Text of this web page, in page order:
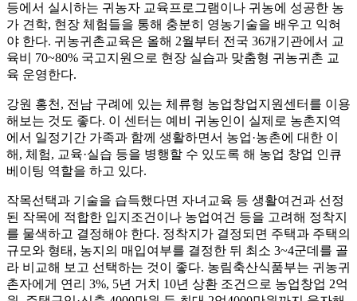
등에서 실시하는 귀농자 교육프로그램이나 귀농에 성공한 농
가 견학, 현장 체험들을 통해 충분히 영농기술을 배우고 익혀
야 한다. 귀농귀촌교육은 올해 2월부터 전국 36개기관에서 교
육비 70~80% 국고지원으로 현장 실습과 맞춤형 귀농귀촌 교
육 운영한다.
강원 홍천, 전남 구례에 있는 체류형 농업창업지원센터를 이용
해보는 것도 좋다. 이 센터는 예비 귀농인이 실제로 농촌지역
에서 일정기간 가족과 함께 생활하면서 농업·농촌에 대한 이
해, 체험, 교육·실습 등을 병행할 수 있도록 해 농업 창업 인큐
베이팅 역할을 하고 있다.
작목선택과 기술을 습득했다면 자녀교육 등 생활여건과 선정
된 작목에 적합한 입지조건이나 농업여건 등을 고려해 정착지
를 물색하고 결정해야 한다. 정착지가 결정되면 주택과 주택의
규모와 형태, 농지의 매입여부를 결정한 뒤 최소 3~4군데를 골
라 비교해 보고 선택하는 것이 좋다. 농림축산식품부는 귀농귀
촌자에게 연리 3%, 5년 거치 10년 상환 조건으로 농업창업 2억